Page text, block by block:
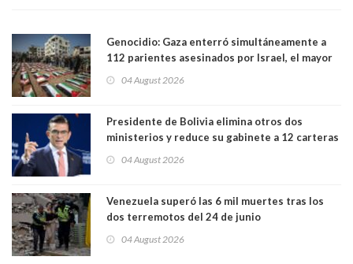
Genocidio: Gaza enterró simultáneamente a
112 parientes asesinados por Israel, el mayor
muertos figuran 44 niños y nueve ancianos
04 August 2026
Presidente de Bolivia elimina otros dos
ministerios y reduce su gabinete a 12 carteras
04 August 2026
Venezuela superó las 6 mil muertes tras los
dos terremotos del 24 de junio
04 August 2026